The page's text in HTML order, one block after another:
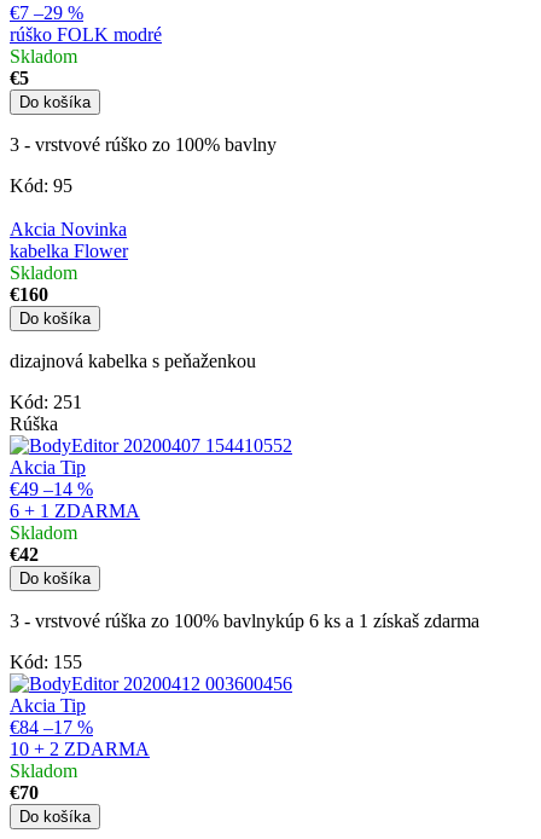
€7 –29 %
rúško FOLK modré
Skladom
€5
Do košíka
3 - vrstvové rúško zo 100% bavlny
Kód: 95
Akcia Novinka
kabelka Flower
Skladom
€160
Do košíka
dizajnová kabelka s peňaženkou
Kód: 251
Rúška
Akcia Tip
€49 –14 %
6 + 1 ZDARMA
Skladom
€42
Do košíka
3 - vrstvové rúška zo 100% bavlnykúp 6 ks a 1 získaš zdarma
Kód: 155
Akcia Tip
€84 –17 %
10 + 2 ZDARMA
Skladom
€70
Do košíka